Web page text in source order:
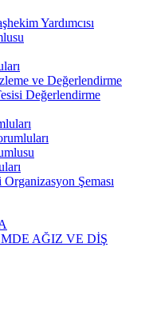
Yardımcısı
ve Değerlendirme
Değerlendirme
Şeması
AĞIZ VE DİŞ